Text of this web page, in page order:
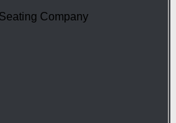
Company